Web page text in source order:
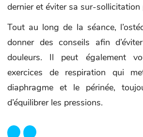
dernier et éviter sa sur-sollicitation
Tout au long de la séance,
donner des conseils afin
douleurs. Il peut également
exercices de respiration qui
diaphragme et le périnée,
d’équilibrer les pressions.